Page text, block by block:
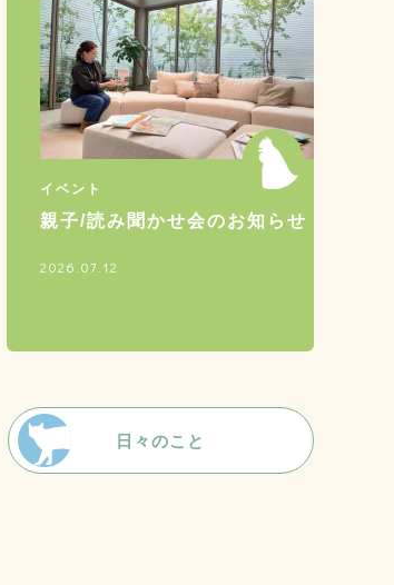
イベント
親子/読み聞かせ会のお知らせ
2026.07.12
日々のこと